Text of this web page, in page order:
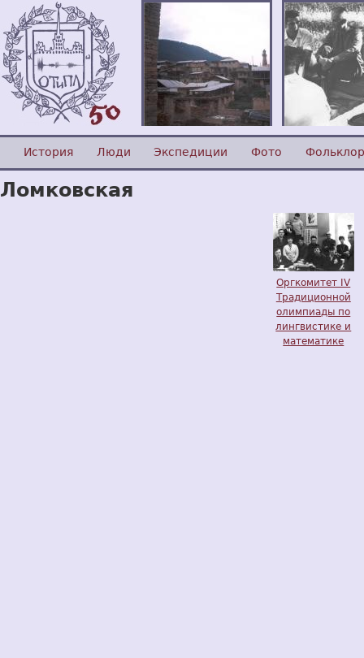
История Люди Экспедиции Фото Фольклор
Ломковская
Оргкомитет IV
Традиционной
олимпиады по
лингвистике и
математике